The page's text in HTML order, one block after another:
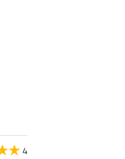
4